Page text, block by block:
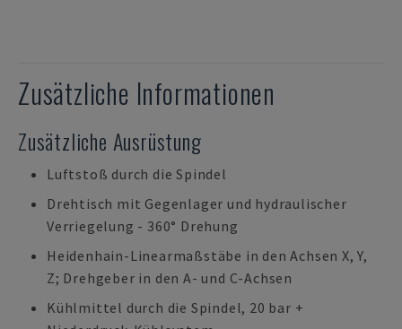
Zusätzliche Informationen
Zusätzliche Ausrüstung
Luftstoß durch die Spindel
Drehtisch mit Gegenlager und hydraulischer
Verriegelung - 360° Drehung
Heidenhain-Linearmaßstäbe in den Achsen X, Y,
Z; Drehgeber in den A- und C-Achsen
Kühlmittel durch die Spindel, 20 bar +